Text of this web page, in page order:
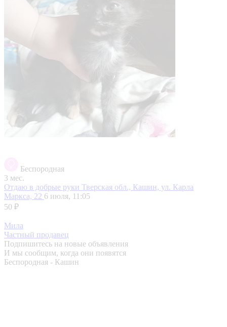
Беспородная
3 мес.
Отдаю в добрые руки Тверская обл., Кашин, ул. Карла
Маркса, 22 6 июля, 11:05
50 ₽
Мила
Частный продавец
Подпишитесь на новые объявления
И мы сообщим, когда они появятся
Беспородная - Кашин